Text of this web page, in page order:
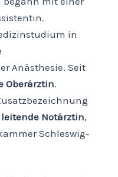
in
Anästhesie. Seit
Oberärztin.
leitende Notärztin,
Schleswig-